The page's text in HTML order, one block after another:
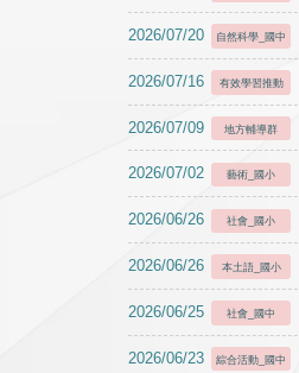
2026/07/20 自然科學_國中
2026/07/16 有效學習推動
2026/07/09 地方輔導群
2026/07/02 藝術_國小
2026/06/26 社會_國小
2026/06/26 本土語_國小
2026/06/25 社會_國中
2026/06/23 綜合活動_國中